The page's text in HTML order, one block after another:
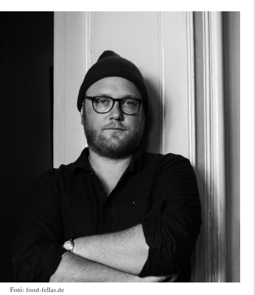
Fotó: food-fellas.de